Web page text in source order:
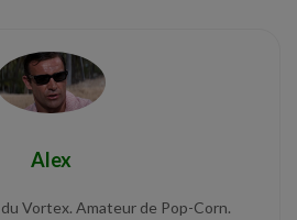
Alex
Vortex. Amateur de Pop-Corn.